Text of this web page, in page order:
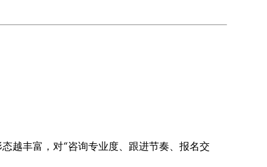
越丰富，对“咨询专业度、跟进节奏、报名交